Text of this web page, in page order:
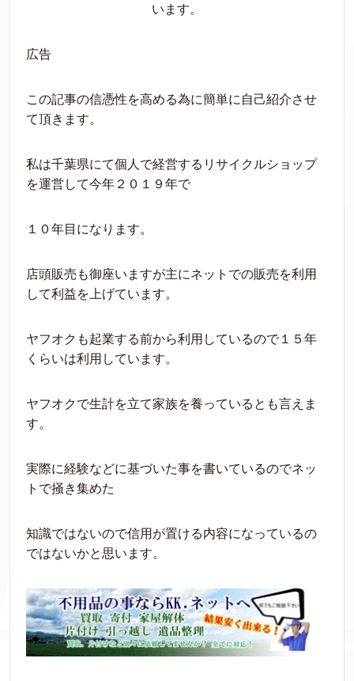
います。
広告
この記事の信憑性を高める為に簡単に自己紹介させ
て頂きます。
私は千葉県にて個人で経営するリサイクルショップ
を運営して今年２０１９年で
１０年目になります。
店頭販売も御座いますが主にネットでの販売を利用
して利益を上げています。
ヤフオクも起業する前から利用しているので１５年
くらいは利用しています。
ヤフオクで生計を立て家族を養っているとも言えま
す。
実際に経験などに基づいた事を書いているのでネッ
トで掻き集めた
知識ではないので信用が置ける内容になっているの
ではないかと思います。